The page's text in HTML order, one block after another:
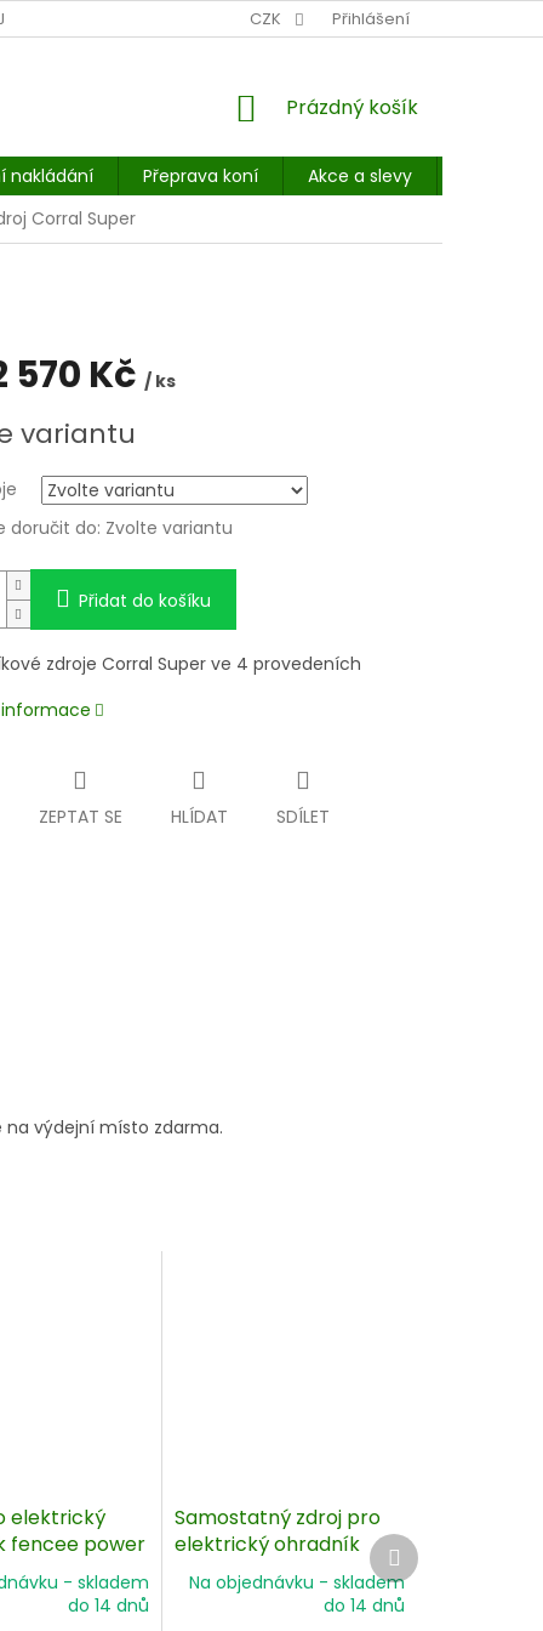
MÍSTO: BALÍKOVNA, PPL, GLS, SUPERVÝDEJNY, UPS
CZK Přihlášení
NÁKUPNÍ
Prázdný košík
nakládání Přeprava koní Akce a slevy
Corral Super
570 Kč / ks
variantu
doručit do: Zvolte variantu
Přidat do košíku
zdroje Corral Super ve 4 provedeních
ZEPTAT SE HLÍDAT SDÍLET
na výdejní místo zdarma.
elektrický
fencee power
- skladem
do 14 dnů
Samostatný zdroj pro
elektrický ohradník
fencee power DUO RF
PDX20
Na objednávku - skladem
do 14 dnů
Další
produkt